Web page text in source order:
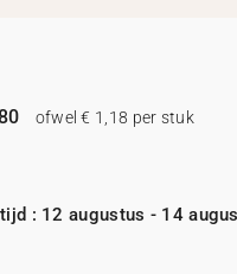
ofwel € 1,18 per stuk
: 12 augustus - 14